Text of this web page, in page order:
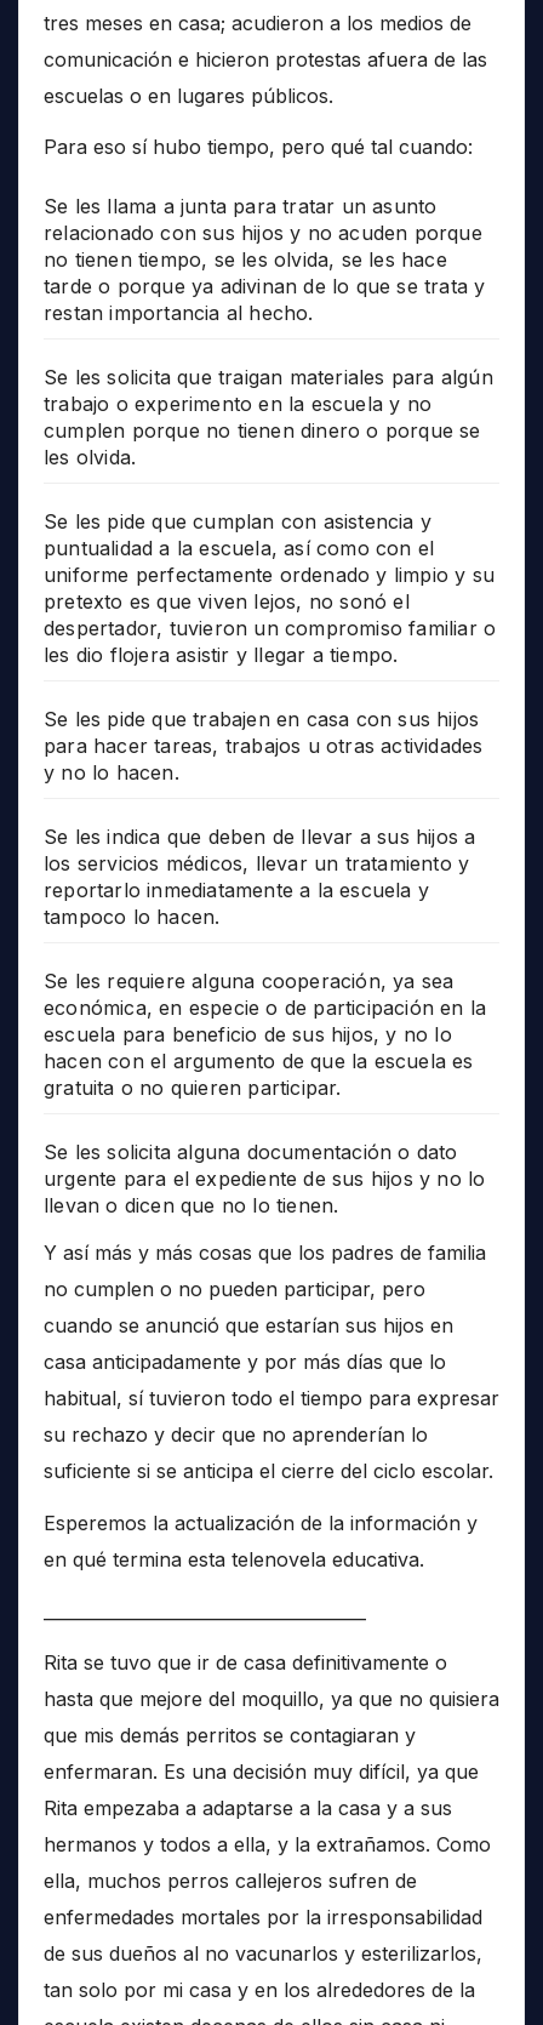
tres meses en casa; acudieron a los medios de
comunicación e hicieron protestas afuera de las
escuelas o en lugares públicos.
Para eso sí hubo tiempo, pero qué tal cuando:
Se les llama a junta para tratar un asunto
relacionado con sus hijos y no acuden porque
no tienen tiempo, se les olvida, se les hace
tarde o porque ya adivinan de lo que se trata y
restan importancia al hecho.
Se les solicita que traigan materiales para algún
trabajo o experimento en la escuela y no
cumplen porque no tienen dinero o porque se
les olvida.
Se les pide que cumplan con asistencia y
puntualidad a la escuela, así como con el
uniforme perfectamente ordenado y limpio y su
pretexto es que viven lejos, no sonó el
despertador, tuvieron un compromiso familiar o
les dio flojera asistir y llegar a tiempo.
Se les pide que trabajen en casa con sus hijos
para hacer tareas, trabajos u otras actividades
y no lo hacen.
Se les indica que deben de llevar a sus hijos a
los servicios médicos, llevar un tratamiento y
reportarlo inmediatamente a la escuela y
tampoco lo hacen.
Se les requiere alguna cooperación, ya sea
económica, en especie o de participación en la
escuela para beneficio de sus hijos, y no lo
hacen con el argumento de que la escuela es
gratuita o no quieren participar.
Se les solicita alguna documentación o dato
urgente para el expediente de sus hijos y no lo
llevan o dicen que no lo tienen.
Y así más y más cosas que los padres de familia
no cumplen o no pueden participar, pero
cuando se anunció que estarían sus hijos en
casa anticipadamente y por más días que lo
habitual, sí tuvieron todo el tiempo para expresar
su rechazo y decir que no aprenderían lo
suficiente si se anticipa el cierre del ciclo escolar.
Esperemos la actualización de la información y
en qué termina esta telenovela educativa.
Rita se tuvo que ir de casa definitivamente o
hasta que mejore del moquillo, ya que no quisiera
que mis demás perritos se contagiaran y
enfermaran. Es una decisión muy difícil, ya que
Rita empezaba a adaptarse a la casa y a sus
hermanos y todos a ella, y la extrañamos. Como
ella, muchos perros callejeros sufren de
enfermedades mortales por la irresponsabilidad
de sus dueños al no vacunarlos y esterilizarlos,
tan solo por mi casa y en los alrededores de la